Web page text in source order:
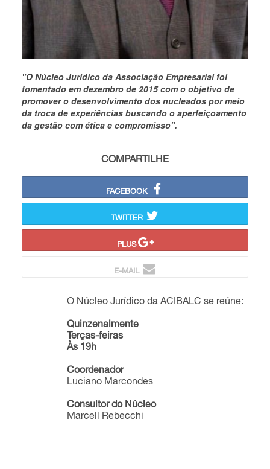
"O Núcleo Jurídico da Associação Empresarial foi
fomentado em dezembro de 2015 com o objetivo de
promover o desenvolvimento dos nucleados por meio
da troca de experiências buscando o aperfeiçoamento
da gestão com ética e compromisso".
COMPARTILHE
FACEBOOK
TWITTER
PLUS
E-MAIL
O Núcleo Jurídico da ACIBALC se reúne:
Quinzenalmente
Terças-feiras
Às 19h
Coordenador
Luciano Marcondes
Consultor do Núcleo
Marcell Rebecchi